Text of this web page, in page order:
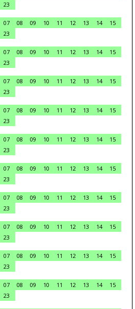
23
07 08 09 10 11 12 13 14
15
23
07 08 09 10 11 12 13 14
15
23
07 08 09 10 11 12 13 14
15
23
07 08 09 10 11 12 13 14
15
23
07 08 09 10 11 12 13 14
15
23
07 08 09 10 11 12 13 14
15
23
07 08 09 10 11 12 13 14
15
23
07 08 09 10 11 12 13 14
15
23
07 08 09 10 11 12 13 14
15
23
07 08 09 10 11 12 13 14
15
23